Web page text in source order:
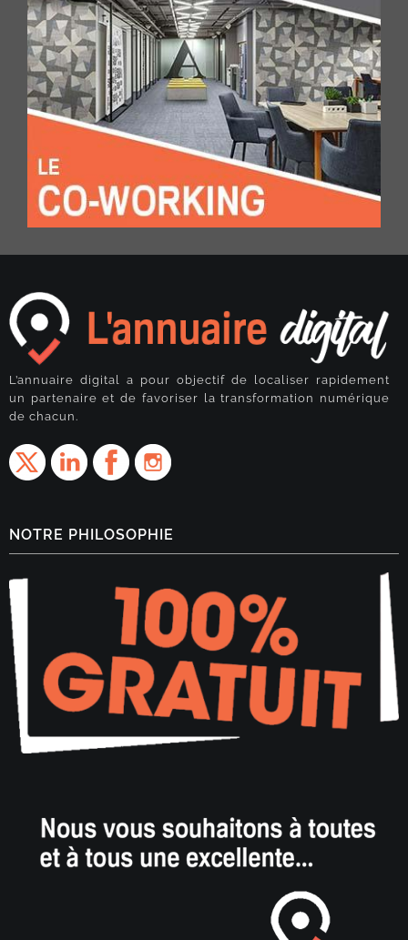
L’annuaire digital a pour objectif de localiser rapidement
un partenaire et de favoriser la transformation numérique
de chacun.
NOTRE PHILOSOPHIE